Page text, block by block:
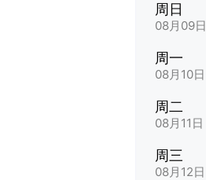
周日
08月09日
周一
08月10日
周二
08月11日
周三
08月12日